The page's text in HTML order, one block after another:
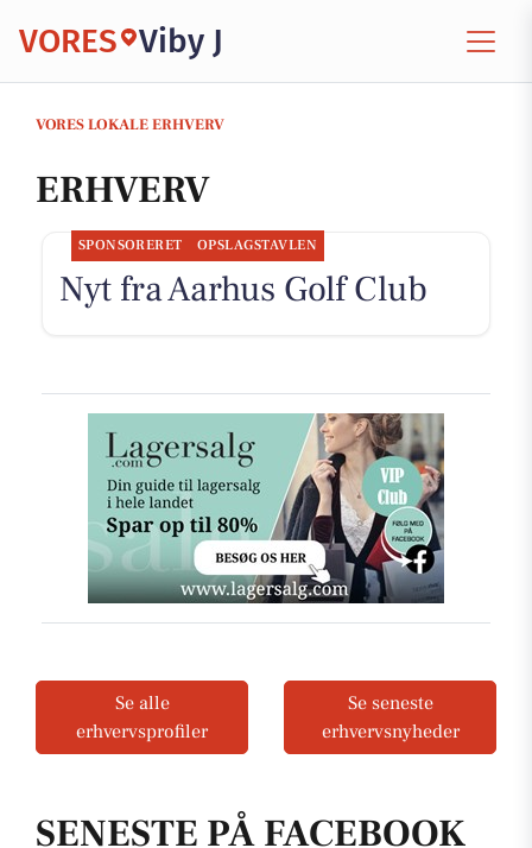
VORES Viby J
VORES LOKALE ERHVERV
SENESTE PÅ FACEBOOK
ERHVERV
SPONSORERET OPSLAGSTAVLEN
Nyt fra Aarhus Golf Club
Se alle
erhvervsprofiler
Se seneste
erhvervsnyheder